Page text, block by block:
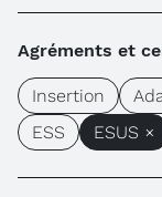
Agréments et
Insertion
ESS
ESUS ×